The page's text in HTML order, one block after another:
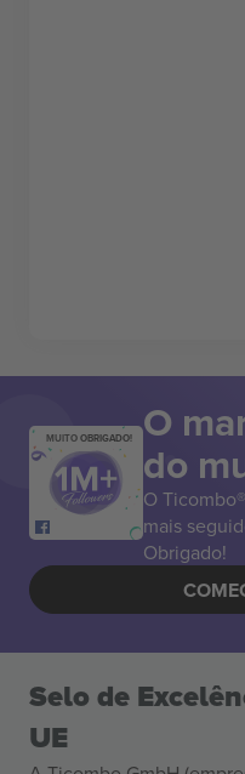
MUITO OBRIGADO! O
do
O
mais
Obrigado!
Selo de
UE